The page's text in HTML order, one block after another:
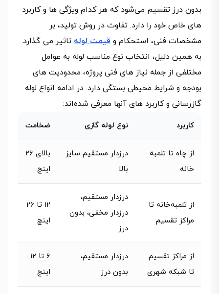
بدون درز تقسیم می‌شود که هر کدام ویژگی‌ ها و کاربرد
های خاص خود را دارد. تفاوت در روش تولید، بر
مشخصات فنی، استحکام و قیمت لوله تاثیر می گذارد.
به همین دلیل، انتخاب نوع مناسب لوله به عوامل
مختلفی از جمله نیاز های فنی پروژه، محدودیت های
بودجه و شرایط محیطی بستگی دارد. در ادامه انواع لوله
گازرسانی و کاربرد های آنها معرفی شده‌اند:‌
کاربرد نوع لوله گازی ضخامت
از چاه تا تلمبه
خانه
درزدار مستقیم سایز
بالا
بالای 26
اینچ
از تلمبه‌خانه تا
مراکز تقسیم
درزدار مستقیم،
درزدار مخفی، بدون
درز
12 تا 26
اینچ
از مراکز تقسیم
تا شبکه شهری
درزدار مستقیم،
بدون درز
6 تا 12
اینچ